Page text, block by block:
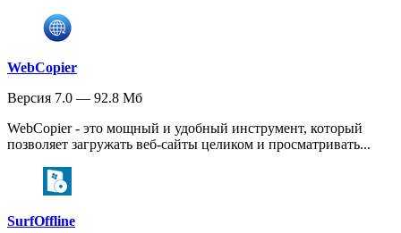
WebCopier
Версия 7.0 — 92.8 Мб
WebCopier - это мощный и удобный инструмент, который
позволяет загружать веб-сайты целиком и просматривать...
SurfOffline